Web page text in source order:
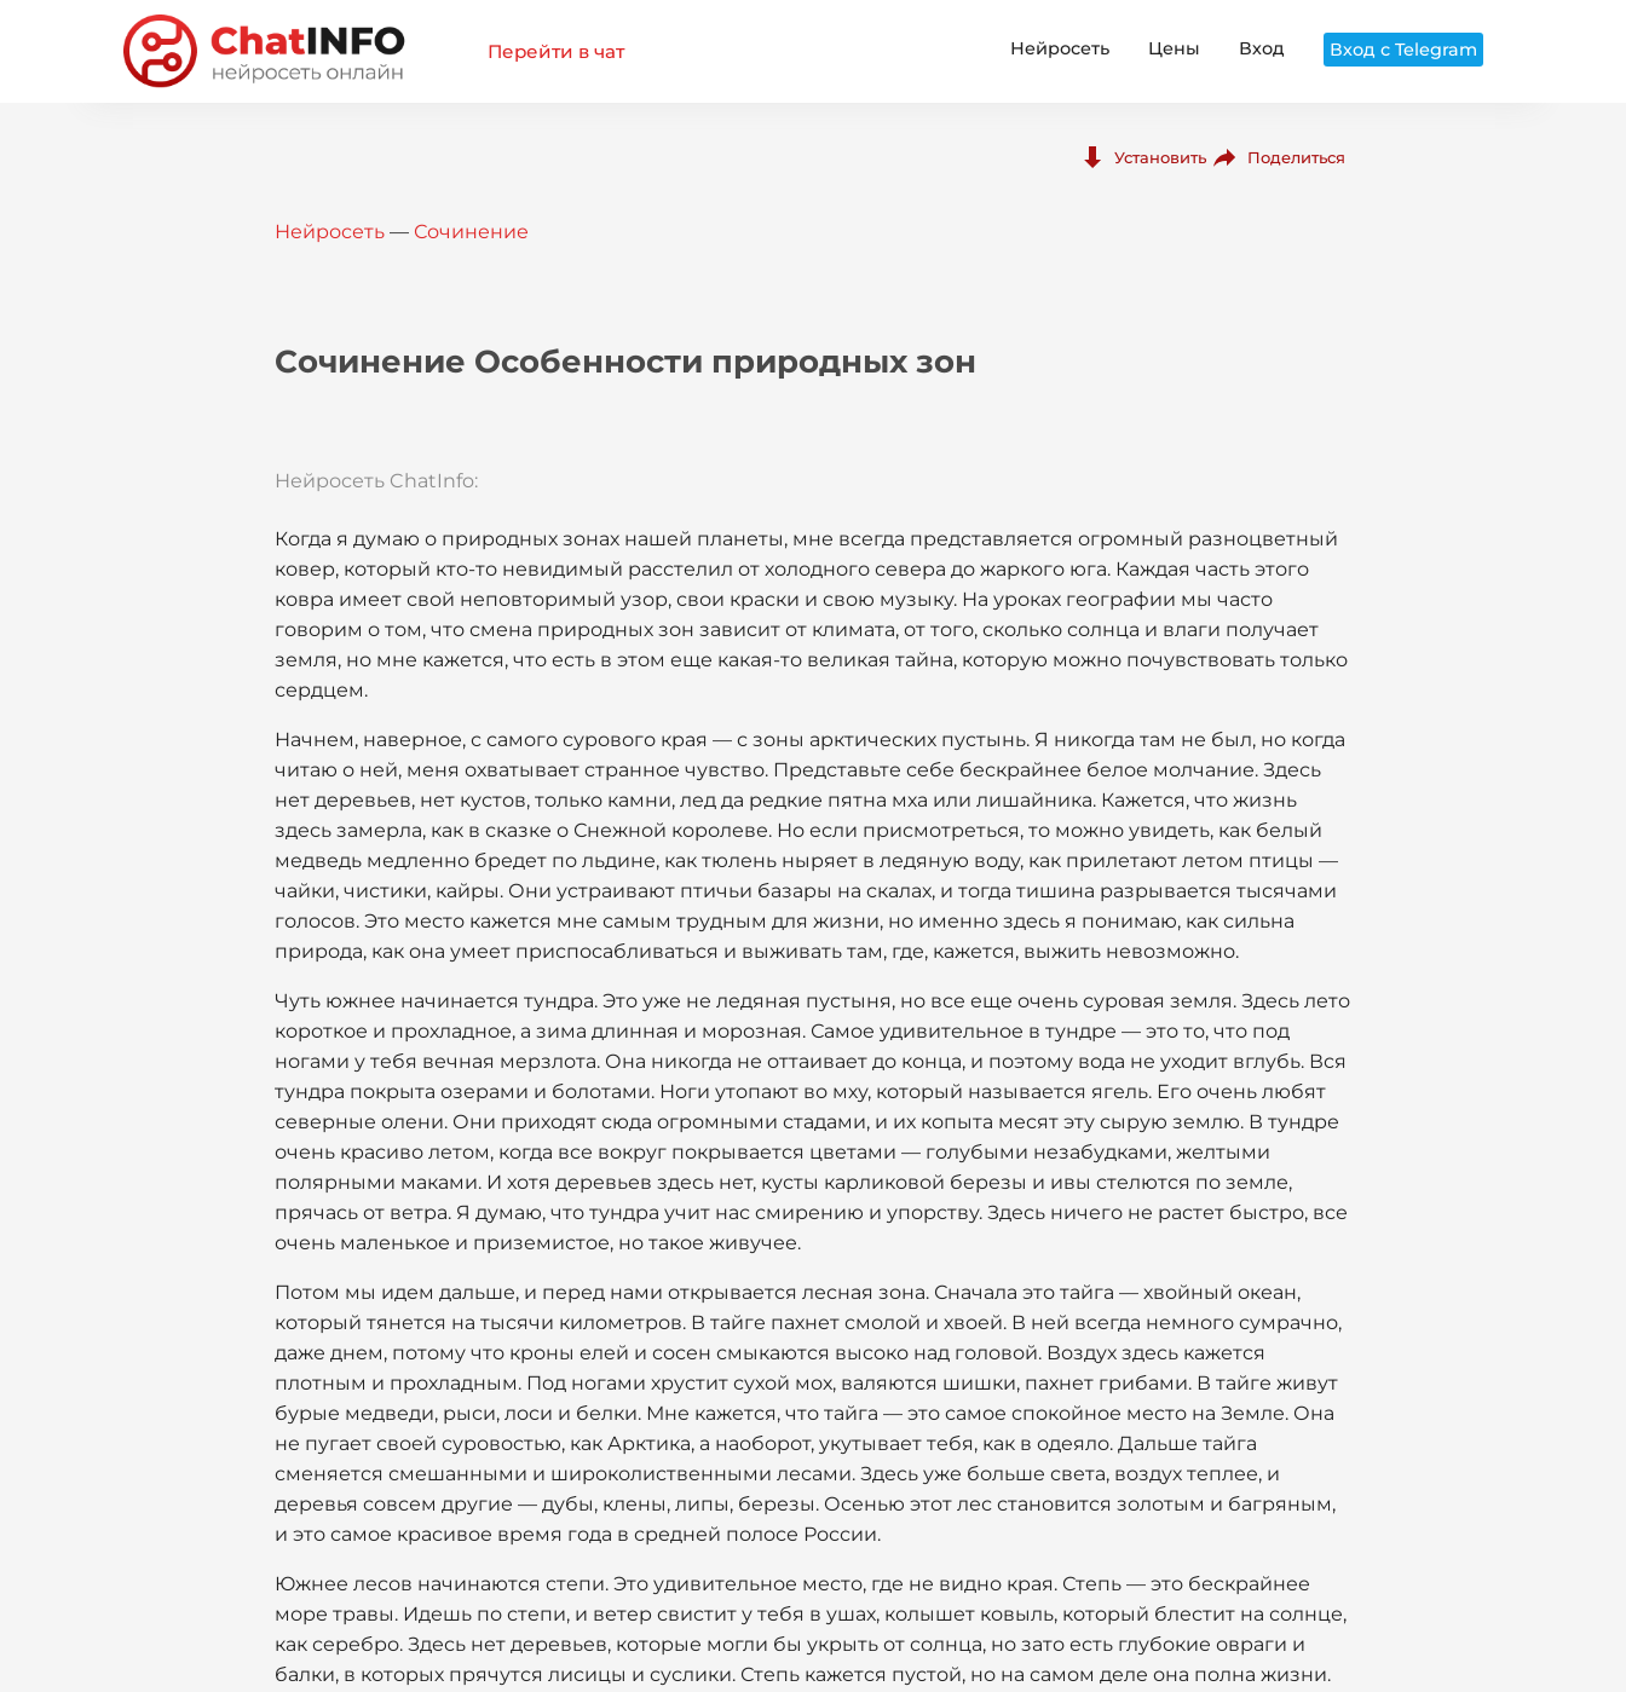
Перейти в чат Нейросеть Цены Вход Вход с Telegram
Установить Поделиться
Нейросеть — Сочинение
Сочинение Особенности природных зон
Нейросеть ChatInfo:
Когда я думаю о природных зонах нашей планеты, мне всегда представляется огромный разноцветный
ковер, который кто-то невидимый расстелил от холодного севера до жаркого юга. Каждая часть этого
ковра имеет свой неповторимый узор, свои краски и свою музыку. На уроках географии мы часто
говорим о том, что смена природных зон зависит от климата, от того, сколько солнца и влаги получает
земля, но мне кажется, что есть в этом еще какая-то великая тайна, которую можно почувствовать только
сердцем.
Начнем, наверное, с самого сурового края — с зоны арктических пустынь. Я никогда там не был, но когда
читаю о ней, меня охватывает странное чувство. Представьте себе бескрайнее белое молчание. Здесь
нет деревьев, нет кустов, только камни, лед да редкие пятна мха или лишайника. Кажется, что жизнь
здесь замерла, как в сказке о Снежной королеве. Но если присмотреться, то можно увидеть, как белый
медведь медленно бредет по льдине, как тюлень ныряет в ледяную воду, как прилетают летом птицы —
чайки, чистики, кайры. Они устраивают птичьи базары на скалах, и тогда тишина разрывается тысячами
голосов. Это место кажется мне самым трудным для жизни, но именно здесь я понимаю, как сильна
природа, как она умеет приспосабливаться и выживать там, где, кажется, выжить невозможно.
Чуть южнее начинается тундра. Это уже не ледяная пустыня, но все еще очень суровая земля. Здесь лето
короткое и прохладное, а зима длинная и морозная. Самое удивительное в тундре — это то, что под
ногами у тебя вечная мерзлота. Она никогда не оттаивает до конца, и поэтому вода не уходит вглубь. Вся
тундра покрыта озерами и болотами. Ноги утопают во мху, который называется ягель. Его очень любят
северные олени. Они приходят сюда огромными стадами, и их копыта месят эту сырую землю. В тундре
очень красиво летом, когда все вокруг покрывается цветами — голубыми незабудками, желтыми
полярными маками. И хотя деревьев здесь нет, кусты карликовой березы и ивы стелются по земле,
прячась от ветра. Я думаю, что тундра учит нас смирению и упорству. Здесь ничего не растет быстро, все
очень маленькое и приземистое, но такое живучее.
Потом мы идем дальше, и перед нами открывается лесная зона. Сначала это тайга — хвойный океан,
который тянется на тысячи километров. В тайге пахнет смолой и хвоей. В ней всегда немного сумрачно,
даже днем, потому что кроны елей и сосен смыкаются высоко над головой. Воздух здесь кажется
плотным и прохладным. Под ногами хрустит сухой мох, валяются шишки, пахнет грибами. В тайге живут
бурые медведи, рыси, лоси и белки. Мне кажется, что тайга — это самое спокойное место на Земле. Она
не пугает своей суровостью, как Арктика, а наоборот, укутывает тебя, как в одеяло. Дальше тайга
сменяется смешанными и широколиственными лесами. Здесь уже больше света, воздух теплее, и
деревья совсем другие — дубы, клены, липы, березы. Осенью этот лес становится золотым и багряным,
и это самое красивое время года в средней полосе России.
Южнее лесов начинаются степи. Это удивительное место, где не видно края. Степь — это бескрайнее
море травы. Идешь по степи, и ветер свистит у тебя в ушах, колышет ковыль, который блестит на солнце,
как серебро. Здесь нет деревьев, которые могли бы укрыть от солнца, но зато есть глубокие овраги и
балки, в которых прячутся лисицы и суслики. Степь кажется пустой, но на самом деле она полна жизни.